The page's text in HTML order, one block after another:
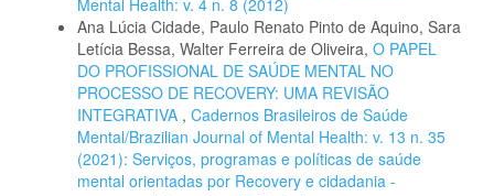
Mental Health: v. 4 n. 8 (2012)
Ana Lúcia Cidade, Paulo Renato Pinto de Aquino, Sara
Letícia Bessa, Walter Ferreira de Oliveira, O PAPEL
DO PROFISSIONAL DE SAÚDE MENTAL NO
PROCESSO DE RECOVERY: UMA REVISÃO
INTEGRATIVA , Cadernos Brasileiros de Saúde
Mental/Brazilian Journal of Mental Health: v. 13 n. 35
(2021): Serviços, programas e políticas de saúde
mental orientadas por Recovery e cidadania -